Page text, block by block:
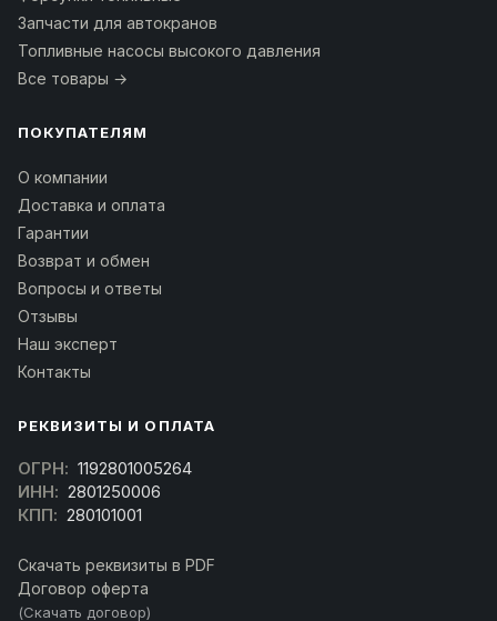
Запчасти для автокранов
Топливные насосы высокого давления
Все товары →
ПОКУПАТЕЛЯМ
О компании
Доставка и оплата
Гарантии
Возврат и обмен
Вопросы и ответы
Отзывы
Наш эксперт
Контакты
РЕКВИЗИТЫ И ОПЛАТА
ОГРН: 1192801005264
ИНН: 2801250006
КПП: 280101001
Скачать реквизиты в PDF
Договор оферта
(Скачать договор)